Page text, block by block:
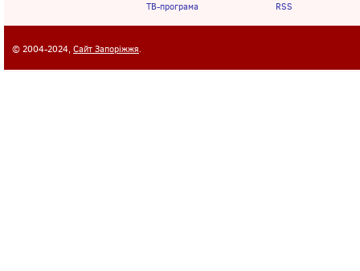
ТВ-програма
RSS
© 2004-2024, Сайт Запоріжжя.